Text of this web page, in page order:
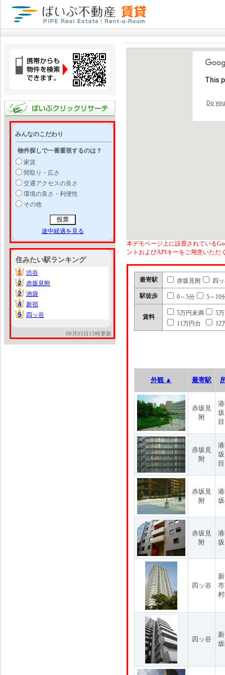
みんなのこだわり
物件探しで一番重視するのは？
家賃
間取り・広さ
交通アクセスの良さ
環境の良さ・利便性
その他
途中経過を見る
住みたい駅ランキング
1
1
渋谷
2
2
赤坂見附
2
2
池袋
4
4
新宿
5
5 四ッ谷
08月05日15時更新
This
Do
本デモページ上に設置されている
ントおよびAPIキーをご用意いただ
最寄駅 赤坂見附 四
駅徒歩 0～5分 5～10
賃料
5万円未満
5
11万円台
12
外観 ▲ 最寄駅
赤坂見
附
目
赤坂見
附
目
赤坂見
附
赤坂見
附
四ッ谷
四ッ谷